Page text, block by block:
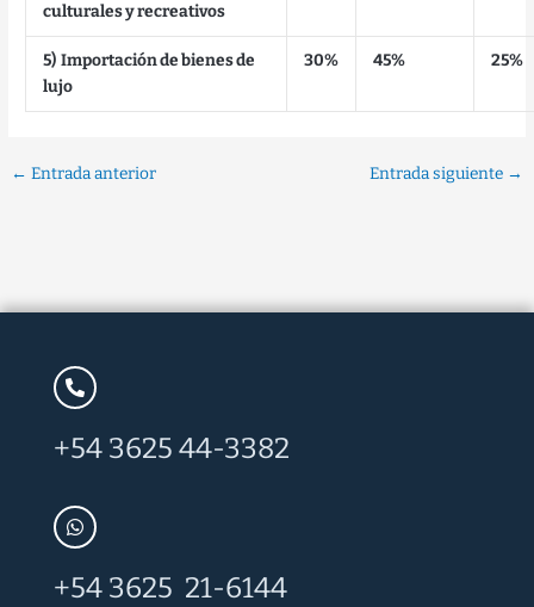
culturales y recreativos
5) Importación de bienes de
lujo
30% 45% 25%
← Entrada anterior Entrada siguiente →
+54 3625 44-3382
+54 3625 21-6144